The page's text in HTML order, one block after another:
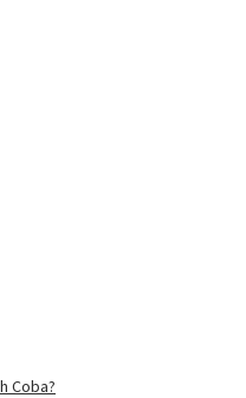
Coba?